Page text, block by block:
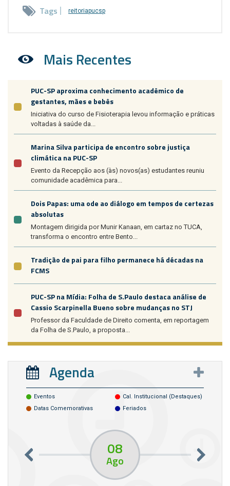
Tags reitoriapucsp
Mais Recentes
PUC-SP aproxima conhecimento acadêmico de
gestantes, mães e bebês
Iniciativa do curso de Fisioterapia levou informação e práticas
voltadas à saúde da...
Marina Silva participa de encontro sobre justiça
climática na PUC-SP
Evento da Recepção aos (às) novos(as) estudantes reuniu
comunidade acadêmica para...
Dois Papas: uma ode ao diálogo em tempos de certezas
absolutas
Montagem dirigida por Munir Kanaan, em cartaz no TUCA,
transforma o encontro entre Bento...
Tradição de pai para filho permanece há décadas na
FCMS
PUC-SP na Mídia: Folha de S.Paulo destaca análise de
Cassio Scarpinella Bueno sobre mudanças no STJ
Professor da Faculdade de Direito comenta, em reportagem
da Folha de S.Paulo, a proposta...
Agenda
Eventos
Cal. Institucional (destaques)
Datas Comemorativas
Feriados
08
Ago